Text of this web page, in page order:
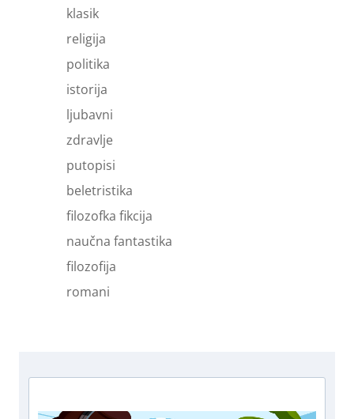
klasik
religija
politika
istorija
ljubavni
zdravlje
putopisi
beletristika
filozofka fikcija
naučna fantastika
filozofija
romani